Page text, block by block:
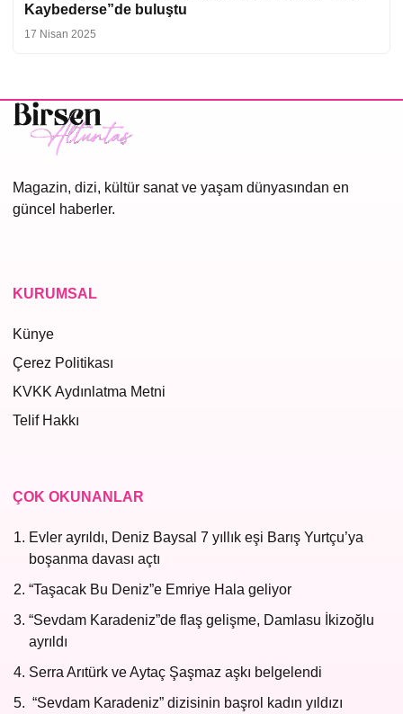
Kaybederse”de buluştu
17 Nisan 2025
Magazin, dizi, kültür sanat ve yaşam dünyasından en
güncel haberler.
KURUMSAL
Künye
Çerez Politikası
KVKK Aydınlatma Metni
Telif Hakkı
ÇOK OKUNANLAR
Evler ayrıldı, Deniz Baysal 7 yıllık eşi Barış Yurtçu’ya
boşanma davası açtı
“Taşacak Bu Deniz”e Emriye Hala geliyor
“Sevdam Karadeniz”de flaş gelişme, Damlasu İkizoğlu
ayrıldı
Serra Arıtürk ve Aytaç Şaşmaz aşkı belgelendi
“Sevdam Karadeniz” dizisinin başrol kadın yıldızı